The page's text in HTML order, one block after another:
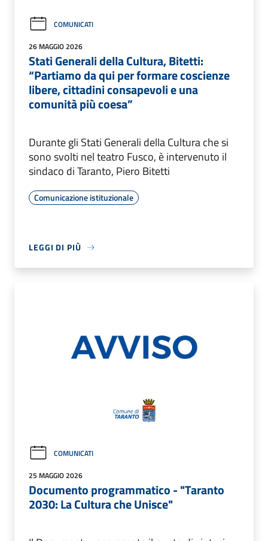
COMUNICATI
26 MAGGIO 2026
Stati Generali della Cultura, Bitetti:
“Partiamo da qui per formare coscienze
libere, cittadini consapevoli e una
comunità più coesa”
Durante gli Stati Generali della Cultura che si
sono svolti nel teatro Fusco, è intervenuto il
sindaco di Taranto, Piero Bitetti
Comunicazione istituzionale
LEGGI DI PIÙ
COMUNICATI
25 MAGGIO 2026
Documento programmatico - "Taranto
2030: La Cultura che Unisce"